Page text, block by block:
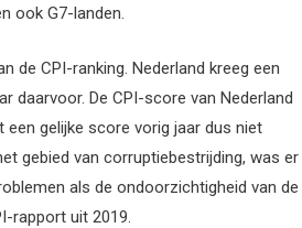
ook G7-landen.
de CPI-ranking. Nederland kreeg een
daarvoor. De CPI-score van Nederland
gelijke score vorig jaar dus niet
gebied van corruptiebestrijding, was er
als de ondoorzichtigheid van de
rapport uit 2019.